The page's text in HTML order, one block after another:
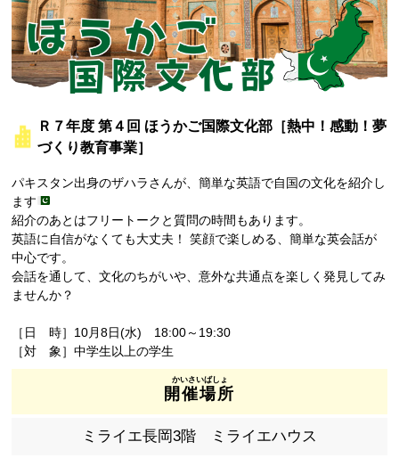
Ｒ７年度 第４回 ほうかご国際文化部［熱中！感動！夢
づくり教育事業］
パキスタン出身のザハラさんが、簡単な英語で自国の文化を紹介し
ます
紹介のあとはフリートークと質問の時間もあります。
英語に自信がなくても大丈夫！ 笑顔で楽しめる、簡単な英会話が
中心です。
会話を通して、文化のちがいや、意外な共通点を楽しく発見してみ
ませんか？
［日 時］10月8日(水) 18:00～19:30
［対 象］中学生以上の学生
開催場所
ミライエ長岡3階 ミライエハウス